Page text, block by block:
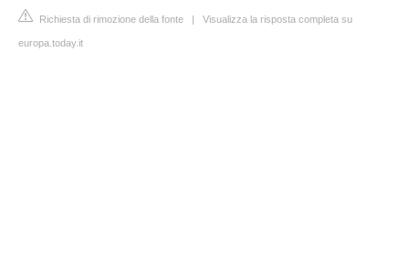
Richiesta di rimozione della fonte | Visualizza la risposta completa su
europa.today.it